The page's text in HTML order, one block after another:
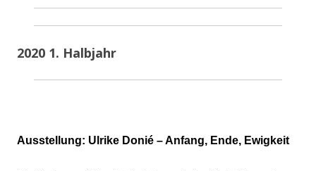
2020 1. Halbjahr
Ausstellung: Ulrike Donié – Anfang, Ende, Ewigkeit